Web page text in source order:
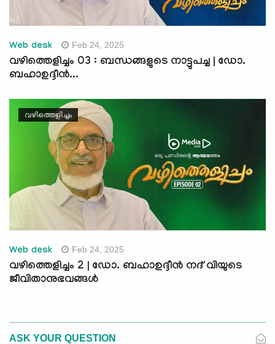
Web desk Feb 24, 2025
വഴിത്തെളിച്ചം 03 : ബന്ധങ്ങളുടെ നാട്ടുപച്ച | ഡോ.
ബഹാഉദ്ദീൻ...
വഴിത്തെളിച്ചം
Web desk Feb 24, 2025
വഴിത്തെളിച്ചം 2 | ഡോ. ബഹാഉദ്ദീൻ നദ് വിയുടെ
ജീവിതാനുഭവങ്ങൾ
ASK YOUR QUESTION